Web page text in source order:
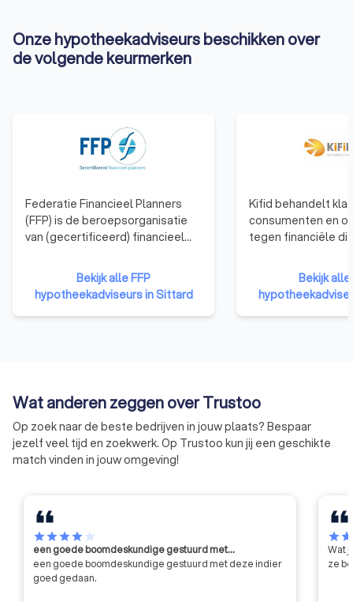
Onze hypotheekadviseurs beschikken over
de volgende keurmerken
Federatie Financieel Planners
(FFP) is de beroepsorganisatie
van (gecertificeerd) financieel
dragen en zijn opgenomen in het
FFP certificeringsregister. Een
gecertificeerd financieel planner
met het FFP-Keurmerk is in staat
Bekijk alle FFP
hypotheekadviseurs in Sittard
Kifid behandelt
consumenten en
tegen financiële
klachteninstituut.
adviseurs en
aangesloten bij
rechter.
Bekijk
Wat anderen zeggen over Trustoo
Op zoek naar de beste bedrijven in jouw plaats? Bespaar
jezelf veel tijd en zoekwerk. Op Trustoo kun jij een geschikte
match vinden in jouw omgeving!
starstarstarstarstar
een goede boomdeskundige gestuurd met…
een goede boomdeskundige gestuurd met deze indier
goed gedaan.
starstar
Wat
ze